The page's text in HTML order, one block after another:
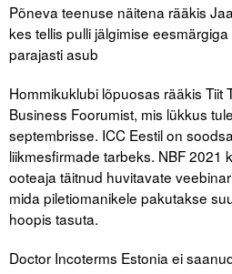
Põneva teenuse näitena rääkis
kes tellis pulli jälgimise
parajasti asub
Hommikuklubi lõpuosas rääkis Tiit
Business Foorumist, mis lükkus
septembrisse. ICC Eestil on
liikmesfirmade tarbeks. NBF 2021
ooteaja täitnud huvitavate
mida piletiomanikele pakutakse
hoopis tasuta.
Doctor Incoterms Estonia ei